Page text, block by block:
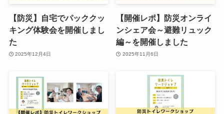
【防災】自宅でパッククッ
キング体験会を開催しまし
た
2025年12月4日
【開催レポ】防災オンライ
ンシェア会～避難リュック
編～を開催しました
2025年11月6日